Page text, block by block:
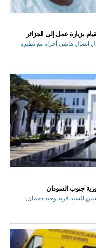
بزيارة عمل إلى الجزائر
اتصال هاتفي أجراه مع نظيره
جنوب السودان
السيد فريد وحيد دحمان,